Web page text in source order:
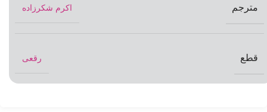
مترجم اکرم شکرزاده
قطع رقعی